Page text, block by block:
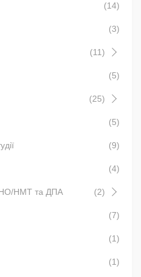
(14)
(3)
(11)
(5)
(25)
(5)
(9)
(4)
НМТ та ДПА (2)
(7)
(1)
(1)